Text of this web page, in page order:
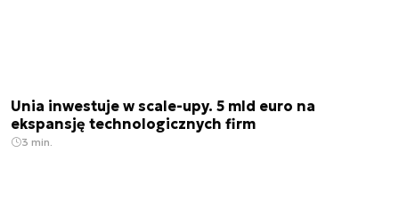
Unia inwestuje w scale-upy. 5 mld euro na
ekspansję technologicznych firm
3 min.